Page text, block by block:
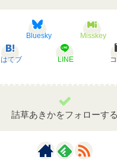
Bluesky Misskey
はてブ LINE
詰草あきかをフォローする